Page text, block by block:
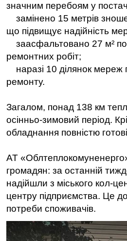
значним перебоям у
замінено 15 метрів
що підвищує надійність
заасфальтовано 27 м²
ремонтних робіт;
наразі 10 ділянок мереж
ремонту.
Загалом, понад 138 км
осінньо-зимовий період.
обладнання повністю
АТ
громадян: за останній
надійшли з міського кол-
центру підприємства. Це
потреби споживачів.